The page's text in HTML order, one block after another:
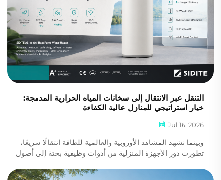
التنقل عبر الانتقال إلى سخانات المياه الحرارية المدمجة:
خيار استراتيجي للمنازل عالية الكفاءة
Jul 16, 2026
وبينما تشهد المشاهد الأوروبية والعالمية للطاقة انتقالًا سريعًا،
تطورت دور الأجهزة المنزلية من أدوات وظيفية بحتة إلى أصول